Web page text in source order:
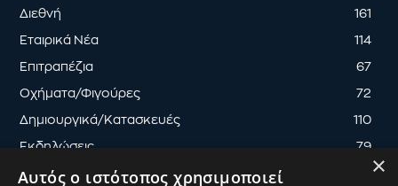
Διεθνή 161
Εταιρικά Νέα 114
Επιτραπέζια 67
Οχήματα/Φιγούρες 72
Δημιουργικά/Κατασκευές 110
Εκδηλώσεις 79
×
Αυτός ο ιστότοπος χρησιμοποιεί